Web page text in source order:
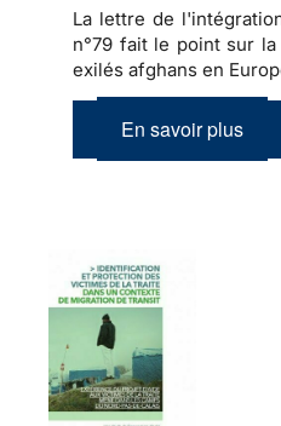
La lettre de
n°79 fait le point sur
exilés afghans en
En savoir plus